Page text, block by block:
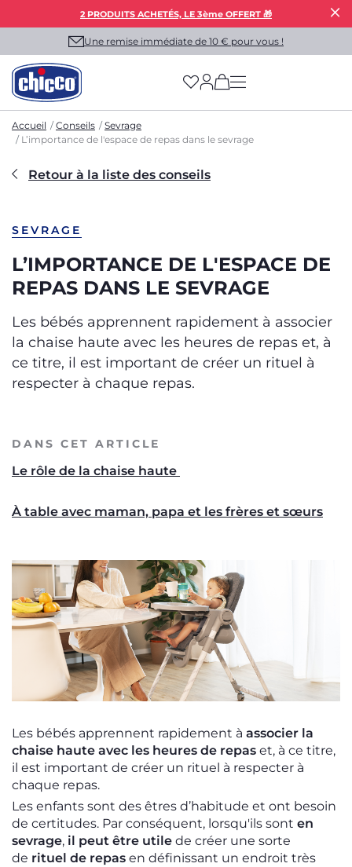
2 PRODUITS ACHETÉS, LE 3ème OFFERT 🎁
Une remise immédiate de 10 € pour vous !
(has more options
Accueil Conseils
Sevrage
L’importance de l'espace de repas dans le sevrage
Retour à la liste des conseils
SEVRAGE
L’IMPORTANCE DE L'ESPACE DE
REPAS DANS LE SEVRAGE
Les bébés apprennent rapidement à associer
la chaise haute avec les heures de repas et, à
ce titre, il est important de créer un rituel à
respecter à chaque repas.
DANS CET ARTICLE
Le rôle de la chaise haute
À table avec maman, papa et les frères et sœurs
Les bébés apprennent rapidement à associer la
chaise haute avec les heures de repas et, à ce titre,
il est important de créer un rituel à respecter à
chaque repas.
Les enfants sont des êtres d’habitude et ont besoin
de certitudes. Par conséquent, lorsqu'ils sont en
sevrage, il peut être utile de créer une sorte
de rituel de repas en définissant un endroit très